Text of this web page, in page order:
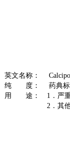
英文名称：
纯 度：
药典
用 途： 1 ．严
2 ．其